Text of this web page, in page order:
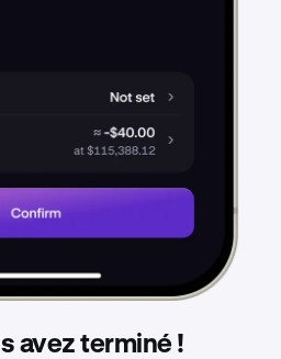
avez terminé !